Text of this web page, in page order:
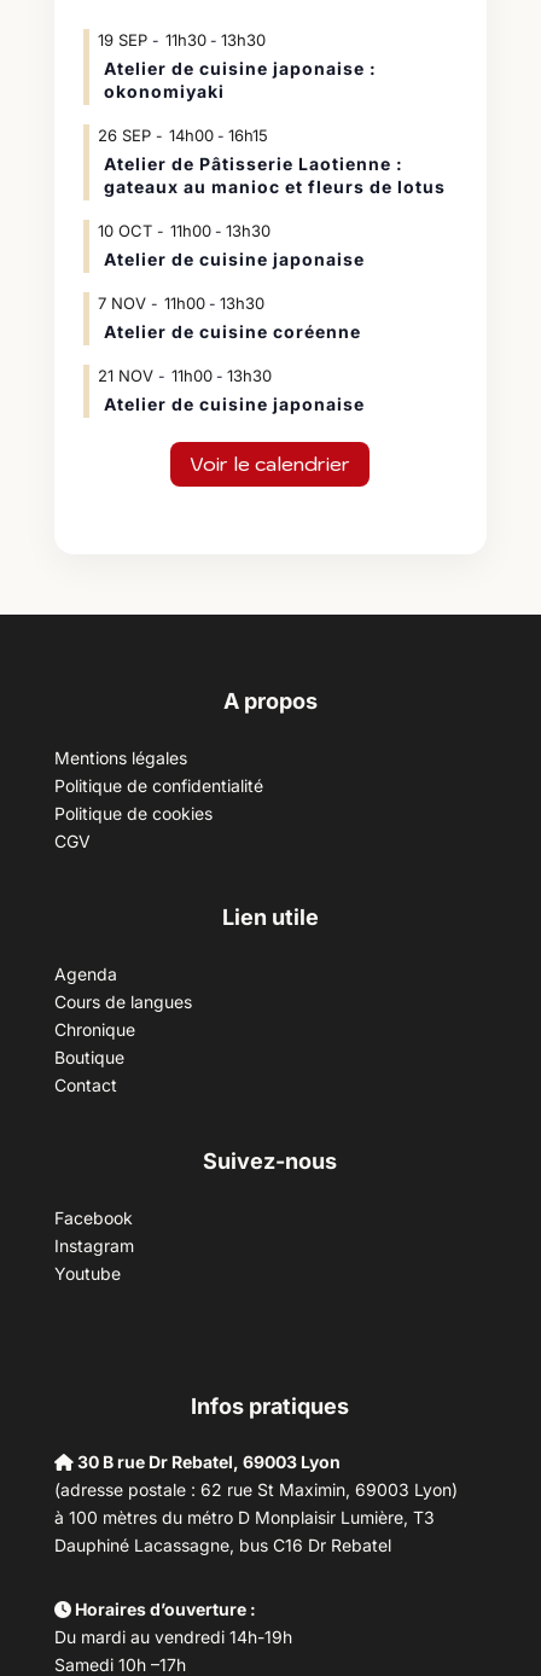
19 SEP 11h30- 13h30
Atelier de cuisine japonaise :
okonomiyaki
26 SEP 14h00- 16h15
Atelier de Pâtisserie Laotienne :
gateaux au manioc et fleurs de lotus
10 OCT 11h00- 13h30
Atelier de cuisine japonaise
7 NOV 11h00- 13h30
Atelier de cuisine coréenne
21 NOV 11h00- 13h30
Atelier de cuisine japonaise
Voir le calendrier
A propos
Mentions légales
Politique de confidentialité
Politique de cookies
CGV
Lien utile
Agenda
Cours de langues
Chronique
Boutique
Contact
Suivez-nous
Facebook
Instagram
Youtube
Infos pratiques
30 B rue Dr Rebatel, 69003 Lyon
(adresse postale : 62 rue St Maximin, 69003 Lyon)
à 100 mètres du métro D Monplaisir Lumière, T3
Dauphiné Lacassagne, bus C16 Dr Rebatel
Horaires d’ouverture :
Du mardi au vendredi 14h-19h
Samedi 10h –17h